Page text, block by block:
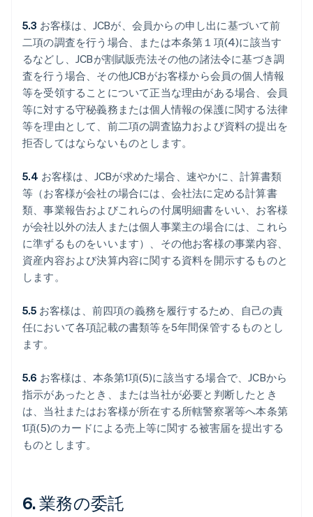
5.3 お客様は、JCBが、会員からの申し出に基づいて前
二項の調査を行う場合、または本条第１項(4)に該当す
るなどし、JCBが割賦販売法その他の諸法令に基づき調
査を行う場合、その他JCBがお客様から会員の個人情報
等を受領することについて正当な理由がある場合、会員
等に対する守秘義務または個人情報の保護に関する法律
等を理由として、前二項の調査協力および資料の提出を
拒否してはならないものとします。
5.4 お客様は、JCBが求めた場合、速やかに、計算書類
等（お客様が会社の場合には、会社法に定める計算書
類、事業報告およびこれらの付属明細書をいい、お客様
が会社以外の法人または個人事業主の場合には、これら
に準ずるものをいいます）、その他お客様の事業内容、
資産内容および決算内容に関する資料を開示するものと
します。
5.5 お客様は、前四項の義務を履行するため、自己の責
任において各項記載の書類等を5年間保管するものとし
ます。
5.6 お客様は、本条第1項(5)に該当する場合で、JCBから
指示があったとき、または当社が必要と判断したとき
は、当社またはお客様が所在する所轄警察署等へ本条第
1項(5)のカードによる売上等に関する被害届を提出する
ものとします。
6. 業務の委託